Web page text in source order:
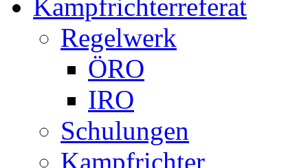
Kampfrichterreferat
Regelwerk
ÖRO
IRO
Schulungen
Kampfrichter